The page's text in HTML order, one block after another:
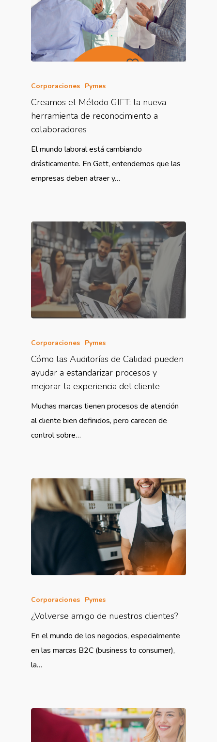
Corporaciones Pymes
Creamos el Método GIFT: la nueva
herramienta de reconocimiento a
colaboradores
El mundo laboral está cambiando
drásticamente. En Gett, entendemos que las
empresas deben atraer y…
Corporaciones Pymes
Cómo las Auditorías de Calidad pueden
ayudar a estandarizar procesos y
mejorar la experiencia del cliente
Muchas marcas tienen procesos de atención
al cliente bien definidos, pero carecen de
control sobre…
Corporaciones Pymes
¿Volverse amigo de nuestros clientes?
En el mundo de los negocios, especialmente
en las marcas B2C (business to consumer),
la…